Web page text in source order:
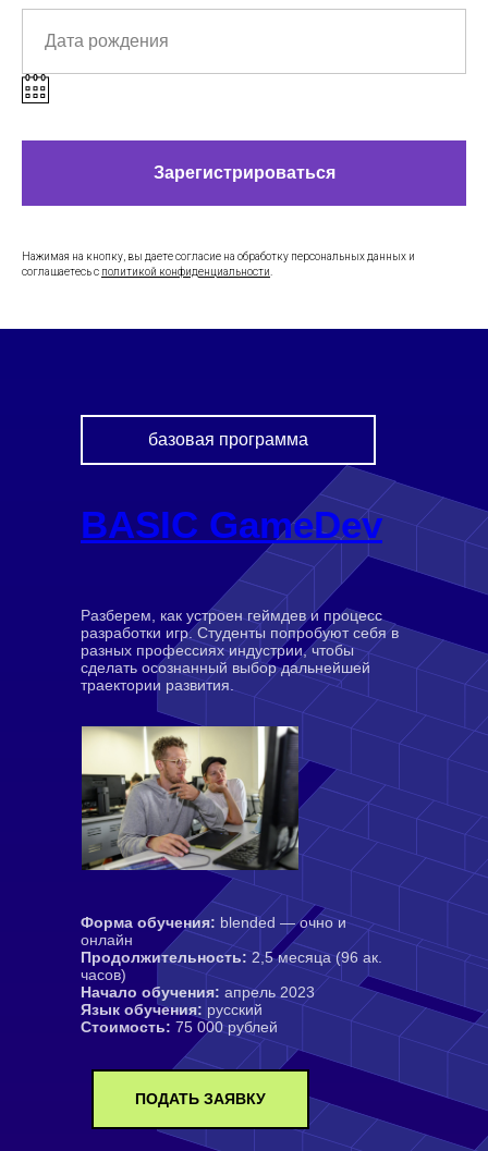
Зарегистрироваться
Нажимая на кнопку, вы даете согласие на обработку персональных данных и
соглашаетесь c политикой конфиденциальности
BASIC GameDev
Разберем, как устроен геймдев и процесс
разработки игр. Студенты попробуют себя в
разных профессиях индустрии, чтобы
сделать осознанный выбор дальнейшей
траектории развития.
Форма обучения: blended — очно и
онлайн
Продолжительность:2,5 месяца (96 ак.
часов)
Начало обучения: апрель 2023
Язык обучения: русский
Стоимость: 75 000 рублей
базовая программа
ПОДАТЬ ЗАЯВКУ
105120, Москва, ул. Нижняя Сыромятническая,
10, стр. 4, вход 4а
АНО ВО «Универсальный Университет»
+7 (495) 640-30-14
INFO@SCREAM.SCHOOL
Работы студентов
Сотрудничество
Политика конфиденциальности
Публичная оферта